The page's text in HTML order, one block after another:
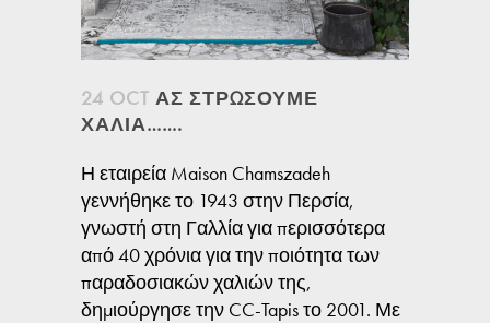
24 OCT ΑΣ ΣΤΡΩΣΟΥΜΕ
ΧΑΛΙΑ…….
Η εταιρεία Maison Chamszadeh
γεννήθηκε το 1943 στην Περσία,
γνωστή στη Γαλλία για περισσότερα
από 40 χρόνια για την ποιότητα των
παραδοσιακών χαλιών της,
δημιούργησε την CC-Tapis το 2001. Με